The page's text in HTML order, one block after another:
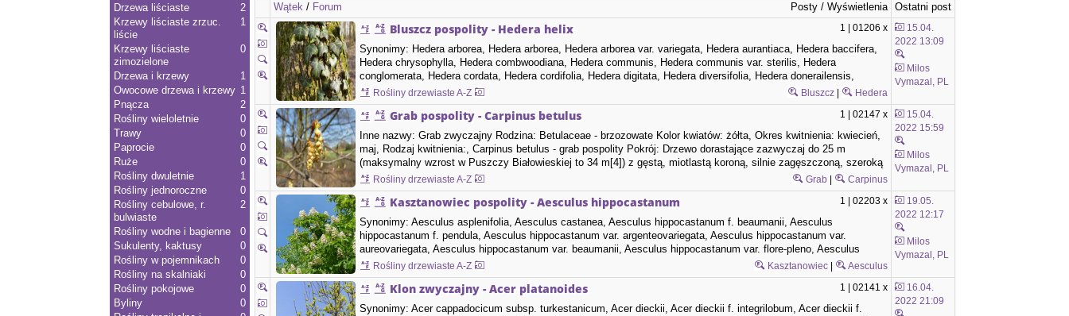
Wątek / Forum Posty / Wyświetlenia
Ostatni post
1 | 01206 x
Bluszcz pospolity - Hedera helix
Synonimy: Hedera arborea, Hedera arborea, Hedera arborea var. variegata, Hedera aurantiaca, Hedera baccifera,
Hedera chrysophylla, Hedera combwoodiana, Hedera communis, Hedera communis var. sterilis, Hedera
conglomerata, Hedera cordata, Hedera cordifolia, Hedera digitata, Hedera diversifolia, Hedera donerailensis,
Hedera elegantissima, Hedera floribunda,…
Bluszcz | Hedera
Rośliny drzewiaste A-Z
15.04.
2022 13:09
Milos
Vymazal, PL
1 | 02147 x
Grab pospolity - Carpinus betulus
Inne nazwy: Grab zwyczajny Rodzina: Betulaceae - brzozowate Kolor kwiatów: żółta, Okres kwitnienia: kwiecień,
maj, Rodzaj kwitnienia:, Carpinus betulus - grab pospolity Pokrój: Drzewo dorastające zazwyczaj do 25 m
(maksymalny wzrost w Puszczy Białowieskiej to 34 m[4]) z gęstą, miotlastą koroną, silnie zagęszczoną, szeroką
i wysoką. Kora:…
Grab | Carpinus
Rośliny drzewiaste A-Z
15.04.
2022 15:59
Milos
Vymazal, PL
1 | 02203 x
Kasztanowiec pospolity - Aesculus hippocastanum
Synonimy: Aesculus asplenifolia, Aesculus castanea, Aesculus hippocastanum f. beaumanii, Aesculus
hippocastanum f. pendula, Aesculus hippocastanum var. argenteovariegata, Aesculus hippocastanum var.
aureovariegata, Aesculus hippocastanum var. beaumanii, Aesculus hippocastanum var. flore-pleno, Aesculus
hippocastanum var. incisa, Aesculus hippocastanum…
Kasztanowiec | Aesculus
Rośliny drzewiaste A-Z
19.05.
2022 12:17
Milos
Vymazal, PL
1 | 02141 x
Klon zwyczajny - Acer platanoides
Synonimy: Acer cappadocicum subsp. turkestanicum, Acer dieckii, Acer dieckii f. integrilobum, Acer dieckii f.
16.04.
2022 21:09
2
Drzewa liściaste
1
Krzewy liściaste zrzuc.
liście
0
Krzewy liściaste
zimozielone
1
Drzewa i krzewy
1
Owocowe drzewa i krzewy
2
Pnącza
0
Rośliny wieloletnie
0
Trawy
0
Paprocie
0
Ruże
1
Rośliny dwuletnie
0
Rośliny jednoroczne
2
Rośliny cebulowe, r.
bulwiaste
0
Rośliny wodne i bagienne
0
Sukulenty, kaktusy
0
Rośliny w pojemnikach
0
Rośliny na skalniaki
0
Rośliny pokojowe
0
Byliny